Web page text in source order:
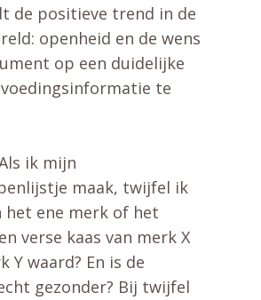
de positieve trend in de
openheid en de wens
op een duidelijke
te
ik mijn
maak, twijfel ik
het ene merk of het
verse kaas van merk X
Y waard? En is de
gezonder? Bij twijfel